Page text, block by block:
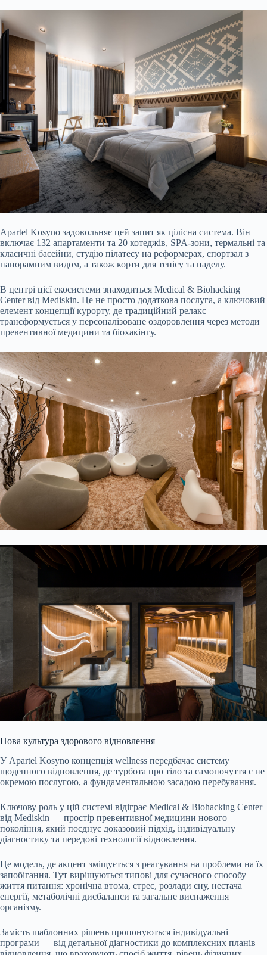
Apartel Kosyno задовольняє цей запит як цілісна система. Він
включає 132 апартаменти та 20 котеджів, SPA-зони, термальні та
класичні басейни, студію пілатесу на реформерах, спортзал з
панорамним видом, а також корти для тенісу та паделу.
В центрі цієї екосистеми знаходиться Medical & Biohacking
Center від Mediskin. Це не просто додаткова послуга, а ключовий
елемент концепції курорту, де традиційний релакс
трансформується у персоналізоване оздоровлення через методи
превентивної медицини та біохакінгу.
Нова культура здорового відновлення
У Apartel Kosyno концепція wellness передбачає систему
щоденного відновлення, де турбота про тіло та самопочуття є не
окремою послугою, а фундаментальною засадою перебування.
Ключову роль у цій системі відіграє Medical & Biohacking Center
від Mediskin — простір превентивної медицини нового
покоління, який поєднує доказовий підхід, індивідуальну
діагностику та передові технології відновлення.
Це модель, де акцент зміщується з реагування на проблеми на їх
запобігання. Тут вирішуються типові для сучасного способу
життя питання: хронічна втома, стрес, розлади сну, нестача
енергії, метаболічні дисбаланси та загальне виснаження
організму.
Замість шаблонних рішень пропонуються індивідуальні
програми — від детальної діагностики до комплексних планів